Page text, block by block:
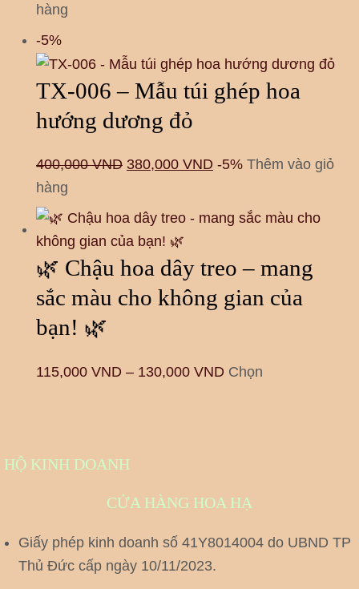
hàng
-5%
TX-006 – Mẫu túi ghép hoa
hướng dương đỏ
400,000VND 380,000 VND -5% Thêm vào giỏ
hàng
🌿 Chậu hoa dây treo – mang
sắc màu cho không gian của
bạn! 🌿
115,000 VND – 130,000 VND Chọn
HỘ KINH DOANH
CỬA HÀNG HOA HẠ
Giấy phép kinh doanh số 41Y8014004 do UBND TP
Thủ Đức cấp ngày 10/11/2023.